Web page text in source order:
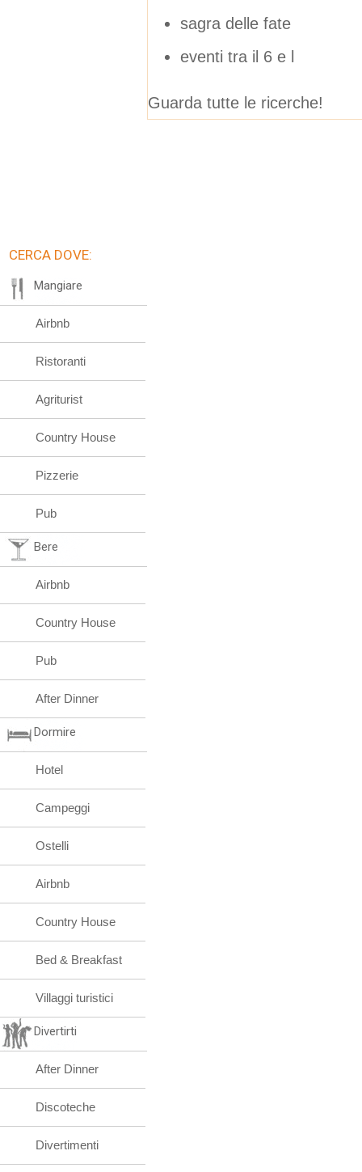
sagra delle fate
eventi tra il 6 e l
Guarda tutte le ricerche!
CERCA DOVE:
Mangiare
Airbnb
Ristoranti
Agriturist
Country House
Pizzerie
Pub
Bere
Airbnb
Country House
Pub
After Dinner
Dormire
Hotel
Campeggi
Ostelli
Airbnb
Country House
Bed & Breakfast
Villaggi turistici
Divertirti
After Dinner
Discoteche
Divertimenti